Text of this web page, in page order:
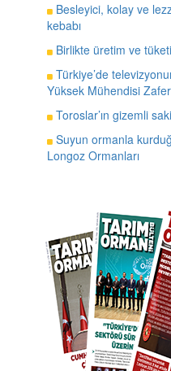
Besleyici, kolay ve
kebabı
Birlikte üretim ve
Türkiye’de
Yüksek Mühendisi
Toroslar’ın gizemli
Suyun ormanla
Longoz Ormanları